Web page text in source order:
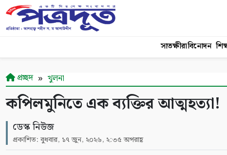
সাতক্ষীরাবিনোদন
প্রচ্ছদ খুলনা
কপিলমুনিতে এক ব্যক্তির আত্মহত্যা!
ডেস্ক নিউজ
প্রকাশিত: বুধবার, ১৭ জুন, ২০২৬, ২:৩৫ অপরাহ্ণ